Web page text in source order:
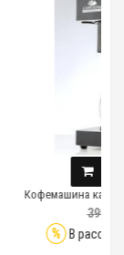
2201